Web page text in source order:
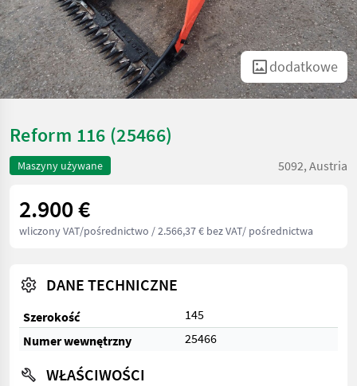
dodatkowe
Reform 116 (25466)
Maszyny używane 5092, Austria
2.900 €
wliczony VAT/pośrednictwo / 2.566,37 € bez VAT/ pośrednictwa
DANE TECHNICZNE
Szerokość
145
Numer wewnętrzny
25466
WŁAŚCIWOŚCI